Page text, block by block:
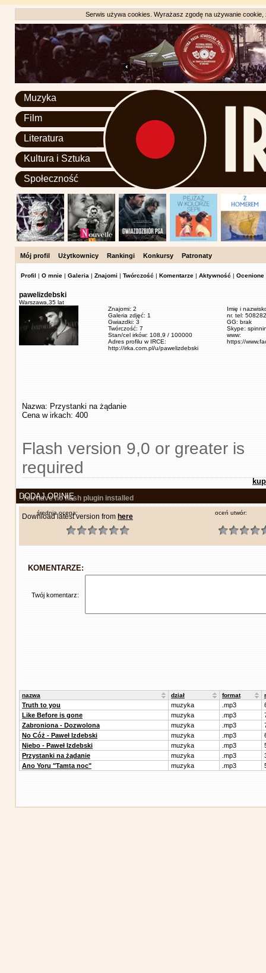
Serwis używa cookies. Wyrażasz zgodę na używanie
Muzyka
Film
Literatura
Kultura i Sztuka
Społeczność
Mój profil Użytkownicy Rankingi Konkursy Patronaty
Profil | O mnie | Galeria | Znajomi | Twórczość | Komentarze | Aktywność | Ocenione
pawelizdebski
Warszawa, 35 lat
Znajomi: 2
Galeria zdjęć: 1
Gwiazdki: 3
Twórczość: 7
Stan/cel irków: 108,9 / 100000
Adres profilu w IRCE:
http://irka.com.pl/u/pawelizdebski
Imię i
nr. tel:
GG: brak
Skype:
www:
https://
Nazwa: Przystanki na żądanie
Cena w irkach: 400
Flash version 9,0 or greater is
required
You have no flash plugin installed
Download latest version from here
DODAJ OPINIĘ
średnia ocena: oceń utwór:
KOMENTARZE:
Twój komentarz:
nazwa dział format
Truth to you muzyka .mp3
Like Before is gone
muzyka .mp3
Zabroniona - Dozwolona
muzyka .mp3
No Cóż - Paweł Izdebski
muzyka .mp3
Niebo - Paweł Izdebski
muzyka .mp3
Przystanki na żądanie
muzyka .mp3
Ano Yoru "Tamta noc"
muzyka .mp3